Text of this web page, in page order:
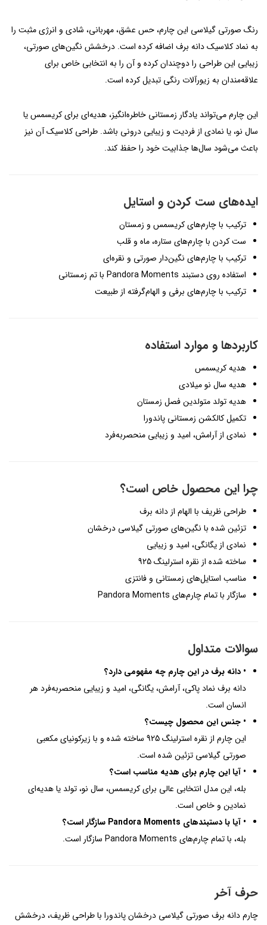
رنگ صورتی گیلاسی این چارم، حس عشق، مهربانی، شادی و انرژی مثبت را
به نماد کلاسیک دانه برف اضافه کرده است. درخشش نگین‌های صورتی،
زیبایی این طراحی را دوچندان کرده و آن را به انتخابی خاص برای
علاقه‌مندان به زیورآلات رنگی تبدیل کرده است.
این چارم می‌تواند یادگار زمستانی خاطره‌انگیز، هدیه‌ای برای کریسمس یا
سال نو، یا نمادی از فردیت و زیبایی درونی باشد. طراحی کلاسیک آن نیز
باعث می‌شود سال‌ها جذابیت خود را حفظ کند.
ایده‌های ست کردن و استایل
ترکیب با چارم‌های کریسمس و زمستان
ست کردن با چارم‌های ستاره، ماه و قلب
ترکیب با چارم‌های نگین‌دار صورتی و نقره‌ای
استفاده روی دستبند Pandora Moments با تم زمستانی
ترکیب با چارم‌های برفی و الهام‌گرفته از طبیعت
کاربردها و موارد استفاده
هدیه کریسمس
هدیه سال نو میلادی
هدیه تولد متولدین فصل زمستان
تکمیل کالکشن زمستانی پاندورا
نمادی از آرامش، امید و زیبایی منحصربه‌فرد
چرا این محصول خاص است؟
طراحی ظریف با الهام از دانه برف
تزئین شده با نگین‌های صورتی گیلاسی درخشان
نمادی از یگانگی، امید و زیبایی
ساخته شده از نقره استرلینگ 925
مناسب استایل‌های زمستانی و فانتزی
سازگار با تمام چارم‌های Pandora Moments
سوالات متداول
• دانه برف در این چارم چه مفهومی دارد؟
دانه برف نماد پاکی، آرامش، یگانگی، امید و زیبایی منحصربه‌فرد هر
انسان است.
• جنس این محصول چیست؟
این چارم از نقره استرلینگ 925 ساخته شده و با زیرکونیای مکعبی
صورتی گیلاسی تزئین شده است.
• آیا این چارم برای هدیه مناسب است؟
بله، این مدل انتخابی عالی برای کریسمس، سال نو، تولد یا هدیه‌ای
نمادین و خاص است.
• آیا با دستبندهای Pandora Moments سازگار است؟
بله، با تمام چارم‌های Pandora Moments سازگار است.
حرف آخر
چارم دانه برف صورتی گیلاسی درخشان پاندورا با طراحی ظریف، درخشش